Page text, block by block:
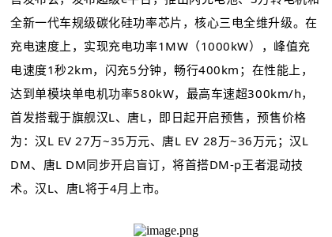
全新一代车规级碳化硅功率芯片，核心三电全维升级。在
充电速度上，实现充电功率1MW（1000kW），峰值充
电速度1秒2km，闪充5分钟，畅行400km；在性能上，
达到单模块单电机功率580kW，最高车速超300km/h，
首发搭载于旗舰汉L、唐L，即日起开启预售，预售价格
为：汉L EV 27万~35万元、唐L EV 28万~36万元；汉L
DM、唐L DM同步开启盲订，将首搭DM-p王者混动技
术。汉L、唐L将于4月上市。